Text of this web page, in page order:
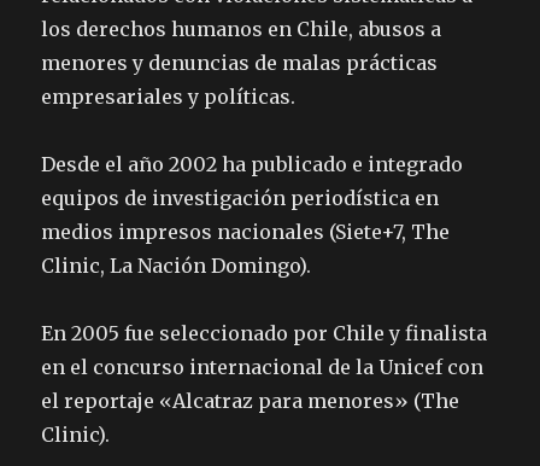
los derechos humanos en Chile, abusos a
menores y denuncias de malas prácticas
empresariales y políticas.
Desde el año 2002 ha publicado e integrado
equipos de investigación periodística en
medios impresos nacionales (Siete+7, The
Clinic, La Nación Domingo).
En 2005 fue seleccionado por Chile y finalista
en el concurso internacional de la Unicef con
el reportaje «Alcatraz para menores» (The
Clinic).